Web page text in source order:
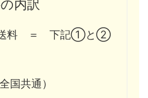
内訳
送料 ＝ 下記①と②
国共通）